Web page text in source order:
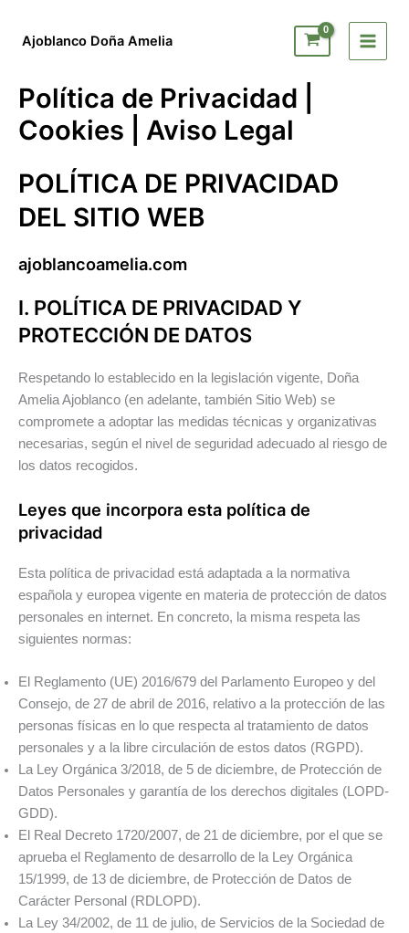
Ajoblanco Doña Amelia
Política de Privacidad |
Cookies | Aviso Legal
POLÍTICA DE PRIVACIDAD
DEL SITIO WEB
ajoblancoamelia.com
I. POLÍTICA DE PRIVACIDAD Y
PROTECCIÓN DE DATOS
Respetando lo establecido en la legislación vigente, Doña
Amelia Ajoblanco (en adelante, también Sitio Web) se
compromete a adoptar las medidas técnicas y organizativas
necesarias, según el nivel de seguridad adecuado al riesgo de
los datos recogidos.
Leyes que incorpora esta política de
privacidad
Esta política de privacidad está adaptada a la normativa
española y europea vigente en materia de protección de datos
personales en internet. En concreto, la misma respeta las
siguientes normas:
El Reglamento (UE) 2016/679 del Parlamento Europeo y del
Consejo, de 27 de abril de 2016, relativo a la protección de las
personas físicas en lo que respecta al tratamiento de datos
personales y a la libre circulación de estos datos (RGPD).
La Ley Orgánica 3/2018, de 5 de diciembre, de Protección de
Datos Personales y garantía de los derechos digitales (LOPD-
GDD).
El Real Decreto 1720/2007, de 21 de diciembre, por el que se
aprueba el Reglamento de desarrollo de la Ley Orgánica
15/1999, de 13 de diciembre, de Protección de Datos de
Carácter Personal (RDLOPD).
La Ley 34/2002, de 11 de julio, de Servicios de la Sociedad de